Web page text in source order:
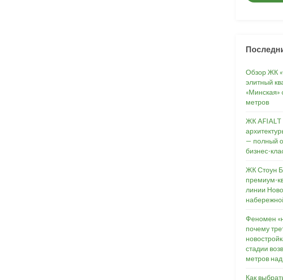
Обзор ЖК
элитный
«Минская»
метров
ЖК
— полный
бизнес-
ЖК Стоун
премиум-
линии
Феномен
почему
стадии
метров
Как